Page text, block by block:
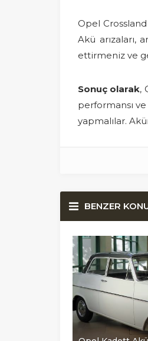
Opel
Akü arızaları,
ettirmeniz ve
Sonuç olarak,
performansı
yapmalılar.
BENZER